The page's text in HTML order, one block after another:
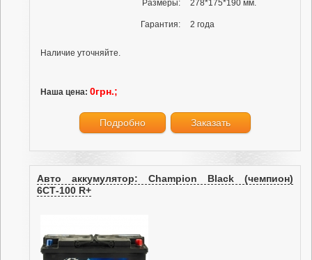
Размеры: 278*175*190 мм.
Гарантия: 2 года
Наличие уточняйте.
Наша цена: 0грн.;
Подробно Заказать
Авто аккумулятор: Champion Black (чемпион)
6СТ-100 R+